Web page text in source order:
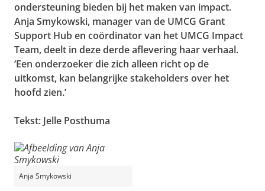
ondersteuning bieden bij het maken van impact.
Anja Smykowski, manager van de UMCG Grant
Support Hub en coördinator van het UMCG Impact
Team, deelt in deze derde aflevering haar verhaal.
‘Een onderzoeker die zich alleen richt op de
uitkomst, kan belangrijke stakeholders over het
hoofd zien.’
Tekst: Jelle Posthuma
Anja Smykowski